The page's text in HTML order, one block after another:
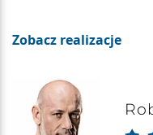
Zobacz realizacje